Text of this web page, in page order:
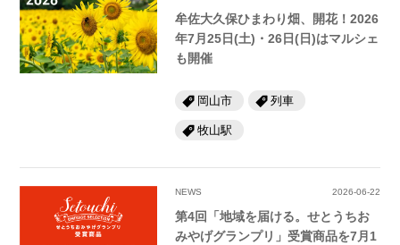
牟佐大久保ひまわり畑、開花！2026
年7月25日(土)・26日(日)はマルシェ
も開催
岡山市 列車
牧山駅
NEWS 2026-06-22
第4回「地域を届ける。せとうちお
みやげグランプリ」受賞商品を7月1